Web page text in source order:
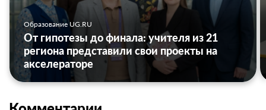
Образование UG.RU
От гипотезы до финала: учителя из 21
региона представили свои проекты на
акселераторе